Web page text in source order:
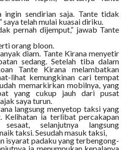
ingin sendirian saja. Tante tidak
saya telah mulai kuasai diriku.
pernah dijemput,” jawab Tante
orang bloon.
diam. Tante Kirana menyetir
sedang. Setelah tiba dalam
Tante Kirana melambatkan
lihat kemungkinan cari tempat
memarkirkan mobilnya, yang
yang cukup jauh dari pusat
saya turun.
langsung menyetop taksi yang
Kelihatan ia terlibat percakapan
selanjutnya langsung
taksi. Sesudah masuk taksi,
isyarat padaku yang terbengong-